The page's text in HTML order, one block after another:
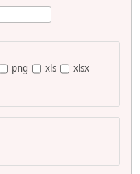
png xls
xlsx